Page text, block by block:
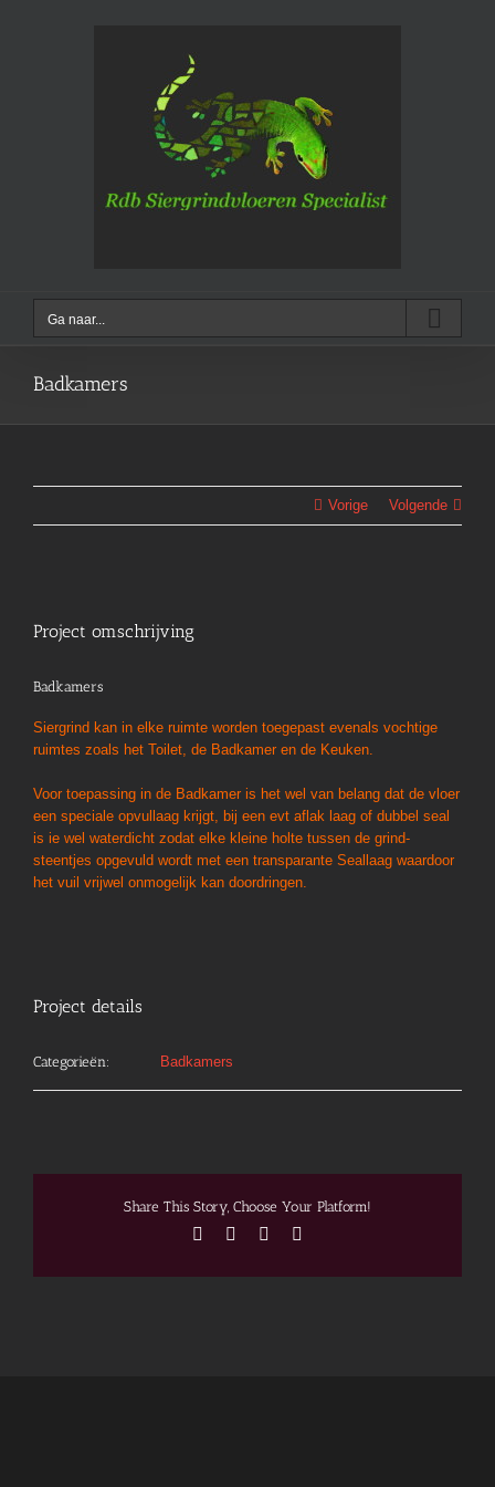
Ga naar...
Badkamers
Vorige Volgende
Larger
Image
Project omschrijving
Badkamers
Siergrind kan in elke ruimte worden toegepast evenals vochtige
ruimtes zoals het Toilet, de Badkamer en de Keuken.
Voor toepassing in de Badkamer is het wel van belang dat de vloer
een speciale opvullaag krijgt, bij een evt aflak laag of dubbel seal
is ie wel waterdicht zodat elke kleine holte tussen de grind-
steentjes opgevuld wordt met een transparante Seallaag waardoor
het vuil vrijwel onmogelijk kan doordringen.
Project details
Categorieën: Badkamers
Share This Story, Choose Your Platform!
Facebook Pinterest